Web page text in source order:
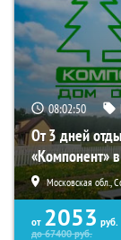
08:02:49
От 3 дней
«Компонент»
Московская обл.,
от 2053 руб.
до67400руб.